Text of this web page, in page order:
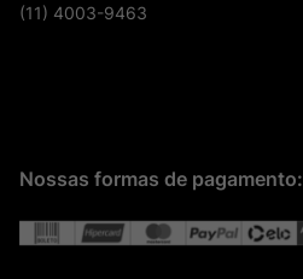
(11) 4003-9463
Nossas formas de pagamento: